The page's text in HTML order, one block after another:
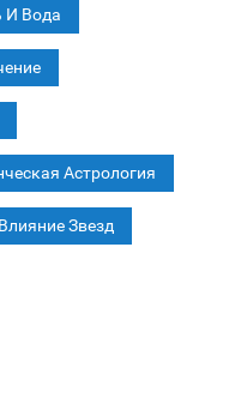
И Вода
Астрология
Влияние Звезд